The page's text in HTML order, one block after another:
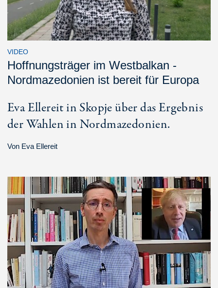
VIDEO
Hoffnungsträger im Westbalkan -
Nordmazedonien ist bereit für Europa
Eva Ellereit in Skopje über das Ergebnis
der Wahlen in Nordmazedonien.
Von Eva Ellereit